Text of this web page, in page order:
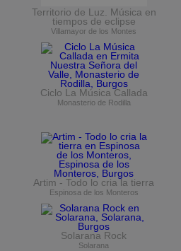
Territorio de Luz. Música en
tiempos de eclipse
Villamayor de los Montes
Ciclo La Música Callada
Monasterio de Rodilla
Artim - Todo lo cria la tierra
Espinosa de los Monteros
Solarana Rock
Solarana